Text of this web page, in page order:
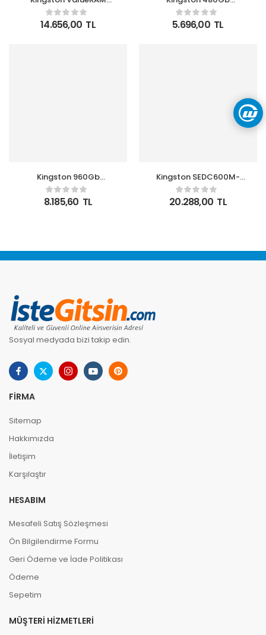
KVR56S46BS8-16 16GB
(1x16GB) DDR5 5600Mhz
CL46 Notebook RAM
14.656,00 TL
Ssdnow A400 2.5″
Sata3 Ssd 500-450
(SA400S37-480)
5.696,00 TL
Kingston 960Gb
Ssdnow A400 2.5″
Sata3 500-450
SA400S37-960G Ssd
8.185,60 TL
Kingston SEDC600M-
480G 480GB 560-
530MBS 2.5 SATA
SUNUCU SSD
20.288,00 TL
Sosyal medyada bizi takip edin.
FIRMA
Sitemap
Hakkımızda
İletişim
Karşılaştır
HESABIM
Mesafeli Satış Sözleşmesi
Ön Bilgilendirme Formu
Geri Ödeme ve İade Politikası
Ödeme
Sepetim
MÜŞTERI HIZMETLERI